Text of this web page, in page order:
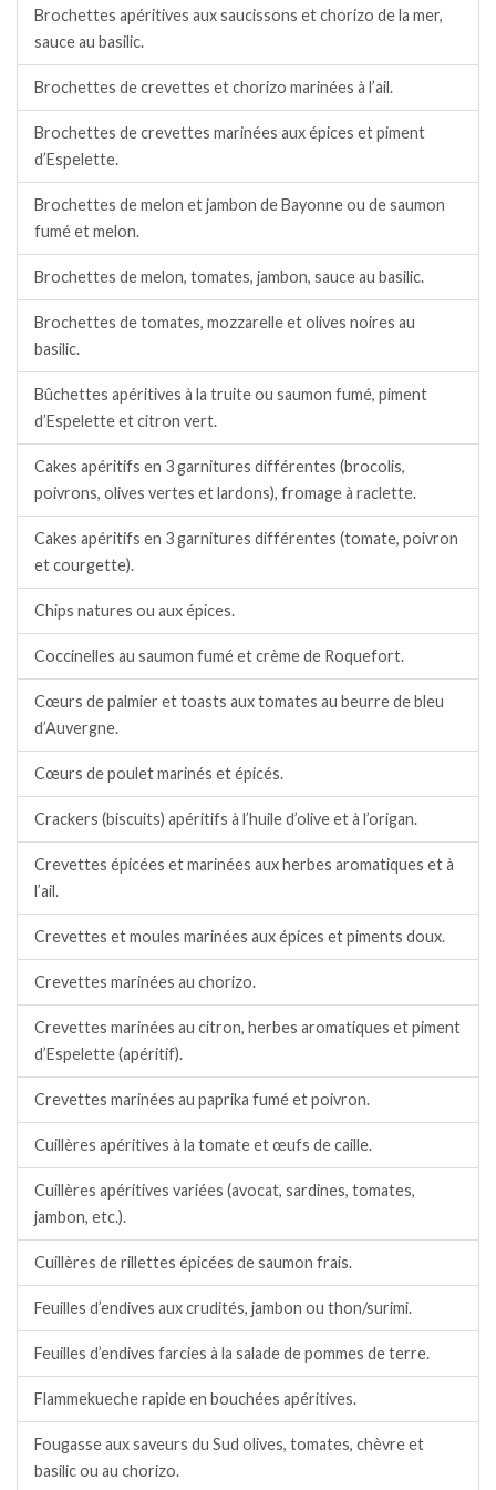
Brochettes apéritives aux saucissons et chorizo de la mer,
sauce au basilic.
Brochettes de crevettes et chorizo marinées à l’ail.
Brochettes de crevettes marinées aux épices et piment
d’Espelette.
Brochettes de melon et jambon de Bayonne ou de saumon
fumé et melon.
Brochettes de melon, tomates, jambon, sauce au basilic.
Brochettes de tomates, mozzarelle et olives noires au
basilic.
Bûchettes apéritives à la truite ou saumon fumé, piment
d’Espelette et citron vert.
Cakes apéritifs en 3 garnitures différentes (brocolis,
poivrons, olives vertes et lardons), fromage à raclette.
Cakes apéritifs en 3 garnitures différentes (tomate, poivron
et courgette).
Chips natures ou aux épices.
Coccinelles au saumon fumé et crème de Roquefort.
Cœurs de palmier et toasts aux tomates au beurre de bleu
d’Auvergne.
Cœurs de poulet marinés et épicés.
Crackers (biscuits) apéritifs à l’huile d’olive et à l’origan.
Crevettes épicées et marinées aux herbes aromatiques et à
l’ail.
Crevettes et moules marinées aux épices et piments doux.
Crevettes marinées au chorizo.
Crevettes marinées au citron, herbes aromatiques et piment
d’Espelette (apéritif).
Crevettes marinées au paprika fumé et poivron.
Cuillères apéritives à la tomate et œufs de caille.
Cuillères apéritives variées (avocat, sardines, tomates,
jambon, etc.).
Cuillères de rillettes épicées de saumon frais.
Feuilles d’endives aux crudités, jambon ou thon/surimi.
Feuilles d’endives farcies à la salade de pommes de terre.
Flammekueche rapide en bouchées apéritives.
Fougasse aux saveurs du Sud olives, tomates, chèvre et
basilic ou au chorizo.